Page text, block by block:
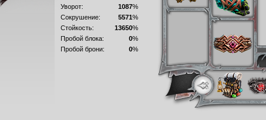
Уворот:
1087%
Сокрушение:
5571%
Стойкость:
13650%
Пробой блока:
0%
Пробой брони:
0%